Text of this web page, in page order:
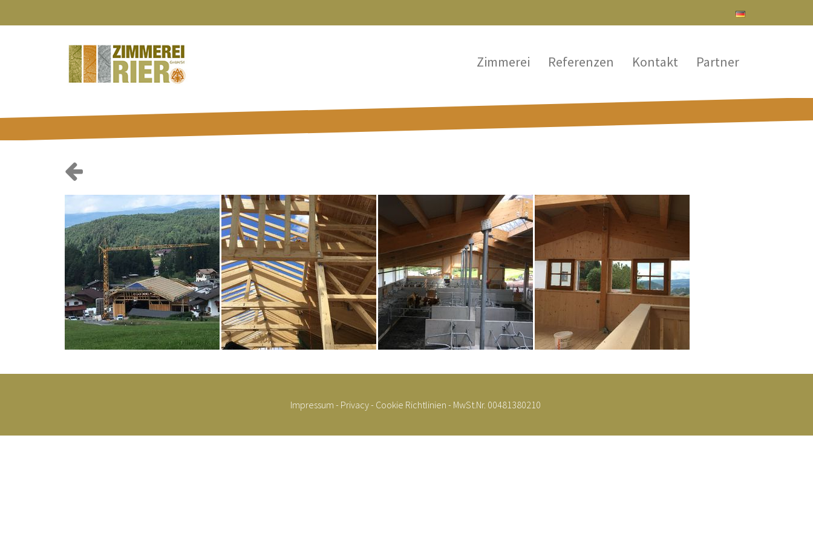
Zimmerei Referenzen Kontakt Partner
Impressum - Privacy- Cookie Richtlinien - MwSt.Nr. 00481380210